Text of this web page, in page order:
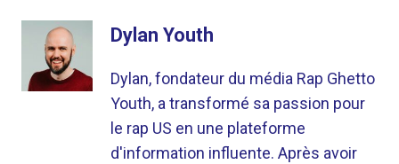
Dylan Youth
Dylan, fondateur du média Rap Ghetto
Youth, a transformé sa passion pour
le rap US en une plateforme
d'information influente. Après avoir